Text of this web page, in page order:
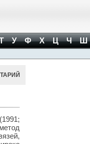
У Ф Х Ц Ч Ш